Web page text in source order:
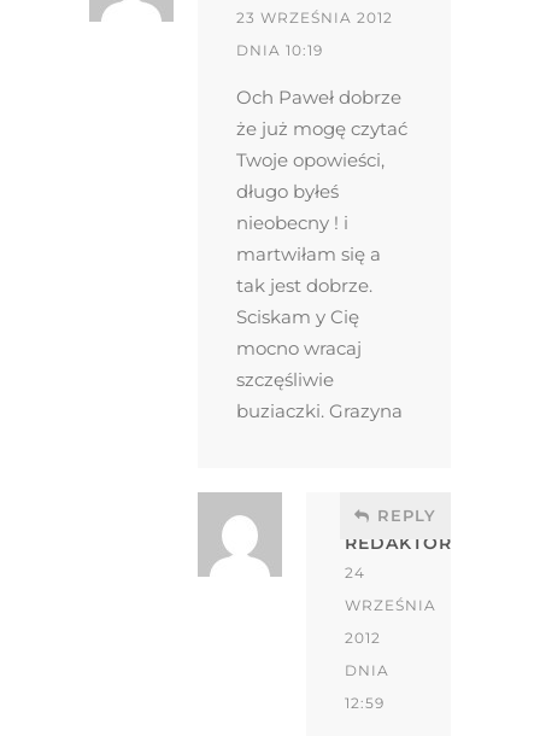
23 WRZEŚNIA 2012
DNIA 10:19
Och Paweł dobrze
że już mogę czytać
Twoje opowieści,
długo byłeś
nieobecny ! i
martwiłam się a
tak jest dobrze.
Sciskam y Cię
mocno wracaj
szczęśliwie
buziaczki. Grazyna
REDAKTOR
24
WRZEŚNIA
2012
DNIA
12:59
REPLY